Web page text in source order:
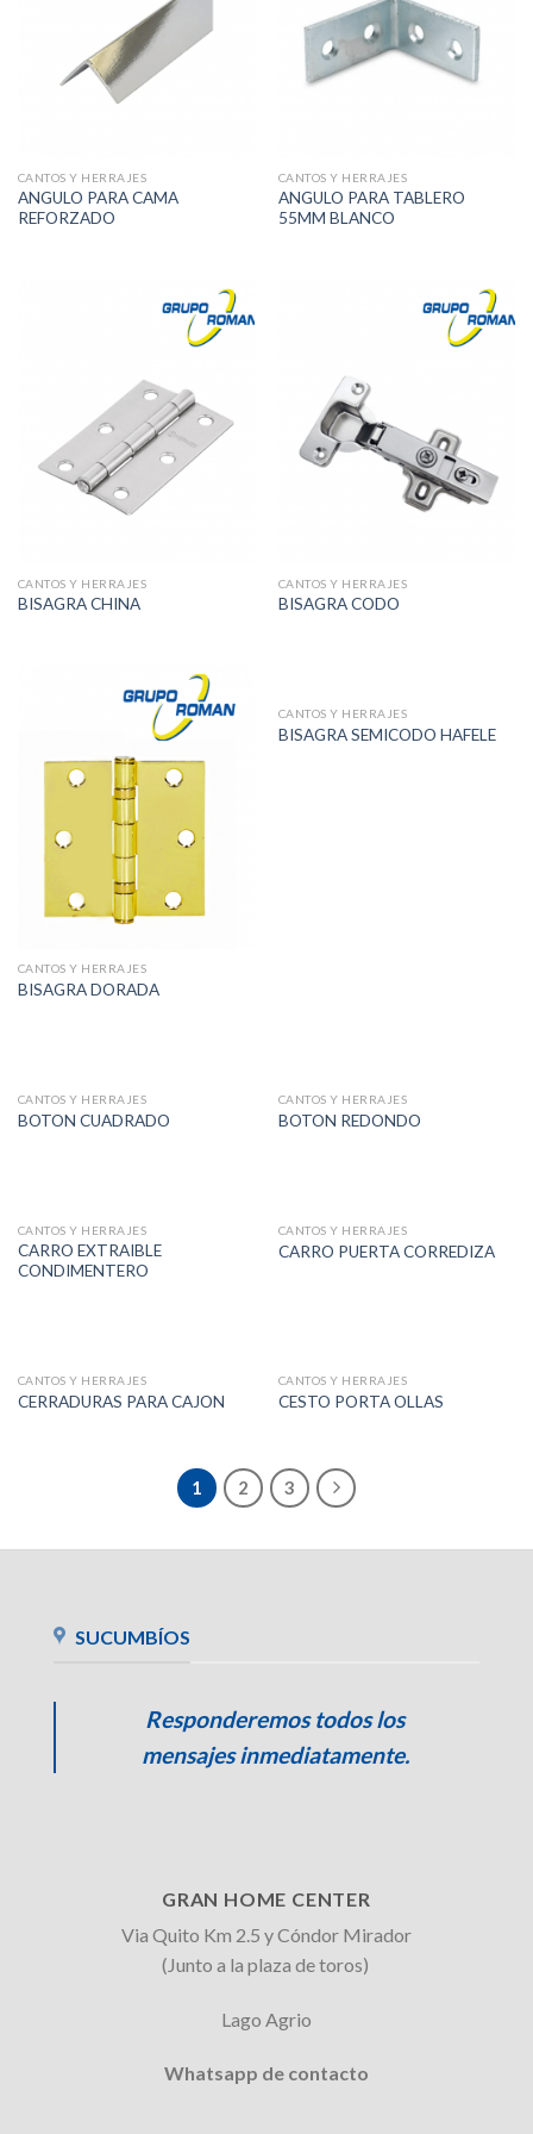
CANTOS Y HERRAJES
ANGULO PARA CAMA
REFORZADO
CANTOS Y HERRAJES
ANGULO PARA TABLERO
55MM BLANCO
CANTOS Y HERRAJES
BISAGRA CHINA
CANTOS Y HERRAJES
BISAGRA CODO
CANTOS Y HERRAJES
BISAGRA DORADA
CANTOS Y HERRAJES
BISAGRA SEMICODO HAFELE
CANTOS Y HERRAJES
BOTON CUADRADO
CANTOS Y HERRAJES
BOTON REDONDO
CANTOS Y HERRAJES
CARRO EXTRAIBLE
CONDIMENTERO
CANTOS Y HERRAJES
CARRO PUERTA CORREDIZA
CANTOS Y HERRAJES
CERRADURAS PARA CAJON
CANTOS Y HERRAJES
CESTO PORTA OLLAS
1 2 3
SUCUMBÍOS
Responderemos todos los
mensajes inmediatamente.
GRAN HOME CENTER
Via Quito Km 2.5 y Cóndor Mirador
(Junto a la plaza de toros)
Lago Agrio
Whatsapp de contacto